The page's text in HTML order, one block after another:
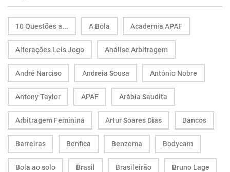
10 Questões a... A Bola Academia APAF
Alterações Leis Jogo Análise Arbitragem
André Narciso Andreia Sousa António Nobre
Antony Taylor APAF Arábia Saudita
Arbitragem Feminina Artur Soares Dias Bancos
Barreiras Benfica Benzema Bodycam
Bola ao solo Brasil Brasileirão Bruno Lage